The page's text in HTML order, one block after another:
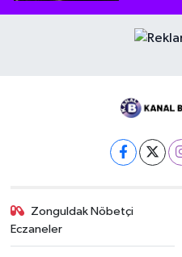
Zonguldak Nöbetçi
Eczaneler